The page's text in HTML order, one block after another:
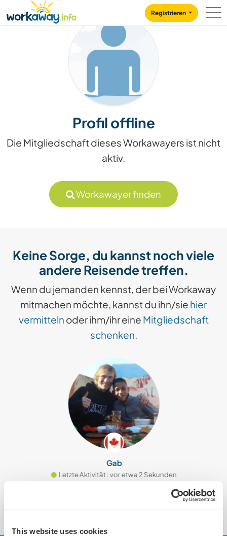
This website uses cookies
CONTENT
MAIN NAVIGATION
Registrieren
Profil offline
Die Mitgliedschaft dieses Workawayers ist nicht
aktiv.
Workawayer finden
Keine Sorge, du kannst noch viele
andere Reisende treffen.
Wenn du jemanden kennst, der bei Workaway
mitmachen möchte, kannst du ihn/sie hier
vermitteln oder ihm/ihr eine Mitgliedschaft
schenken
Gab
Letzte Aktivität : vor etwa 2 Sekunden